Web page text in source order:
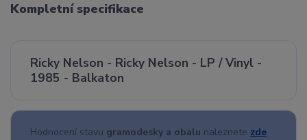
Kompletní specifikace
Ricky Nelson - Ricky Nelson - LP / Vinyl -
1985 - Balkaton
Hodnocení stavu gramodesky a obalu naleznete zde